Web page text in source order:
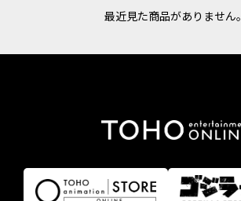
最近見た商品がありません。